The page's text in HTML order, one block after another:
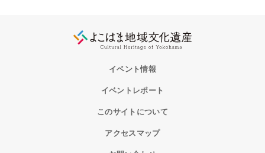
イベント情報
イベントレポート
このサイトについて
アクセスマップ